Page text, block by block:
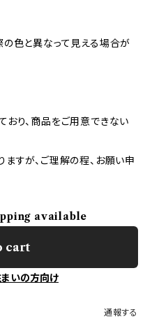
の色と異なって見える場合が
おり、商品をご用意できない
すが、ご理解の程、お願い申
available
cart
いの方向け
通報する